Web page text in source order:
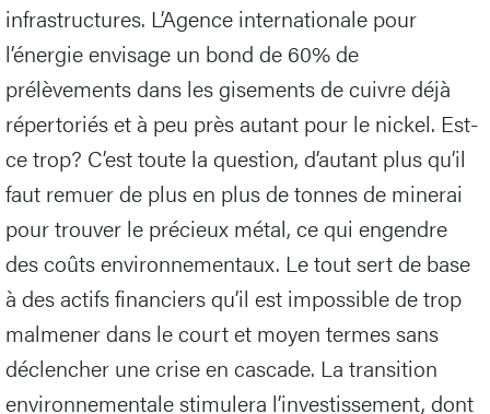
infrastructures. L’Agence internationale pour
l’énergie envisage un bond de 60% de
prélèvements dans les gisements de cuivre déjà
répertoriés et à peu près autant pour le nickel. Est-
ce trop? C’est toute la question, d’autant plus qu’il
faut remuer de plus en plus de tonnes de minerai
pour trouver le précieux métal, ce qui engendre
des coûts environnementaux. Le tout sert de base
à des actifs financiers qu’il est impossible de trop
malmener dans le court et moyen termes sans
déclencher une crise en cascade. La transition
environnementale stimulera l’investissement, dont